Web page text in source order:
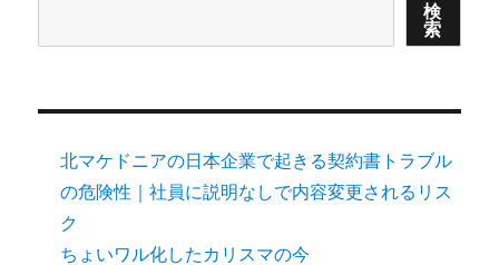
検
索
北マケドニアの日本企業で起きる契約書トラブル
の危険性｜社員に説明なしで内容変更されるリス
ク
ちょいワル化したカリスマの今